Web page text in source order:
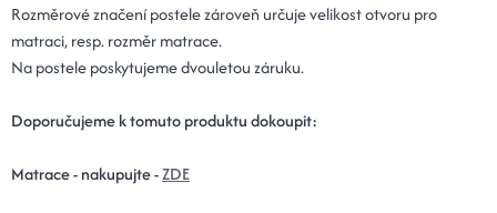
Rozměrové značení postele zároveň určuje velikost otvoru pro
matraci, resp. rozměr matrace.
Na postele poskytujeme dvouletou záruku.
Doporučujeme k tomuto produktu dokoupit:
Matrace - nakupujte -ZDE